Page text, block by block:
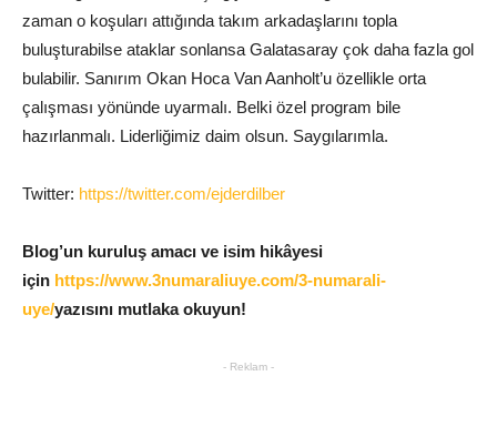
zaman o koşuları attığında takım arkadaşlarını topla
buluşturabilse ataklar sonlansa Galatasaray çok daha fazla gol
bulabilir. Sanırım Okan Hoca Van Aanholt’u özellikle orta
çalışması yönünde uyarmalı. Belki özel program bile
hazırlanmalı. Liderliğimiz daim olsun. Saygılarımla.
Twitter: https://twitter.com/ejderdilber
Blog’un kuruluş amacı ve isim hikâyesi
için https://www.3numaraliuye.com/3-numarali-
uye/yazısını mutlaka okuyun!
- Reklam -